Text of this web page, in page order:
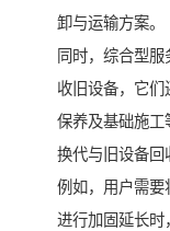
卸与运输方案。
同时，综合型
收旧设备，它们
保养及基础施工
换代与旧设备回
例如，用户需要
进行加固延长时